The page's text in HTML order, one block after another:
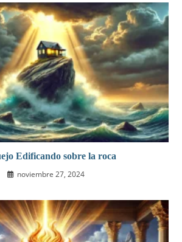
Edificando sobre la roca
noviembre 27, 2024